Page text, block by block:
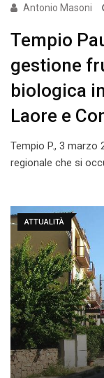
Antonio Masoni
Tempio
gestione
biologica
Laore e
Tempio P., 3 marzo
regionale che si
ATTUALITÀ